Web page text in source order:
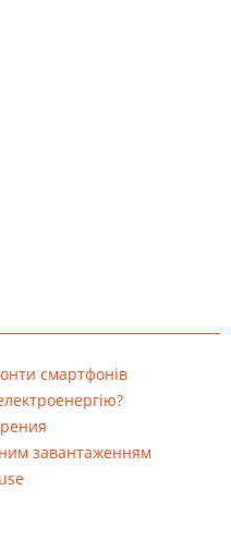
смартфонів
завантаженням